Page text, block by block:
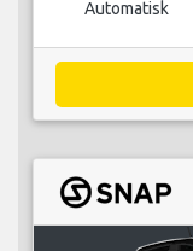
Automatisk